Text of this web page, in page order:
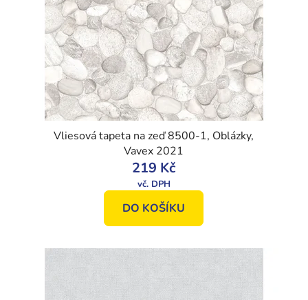
Vliesová tapeta na zeď 8500-1, Oblázky,
Vavex 2021
219 Kč
DO KOŠÍKU